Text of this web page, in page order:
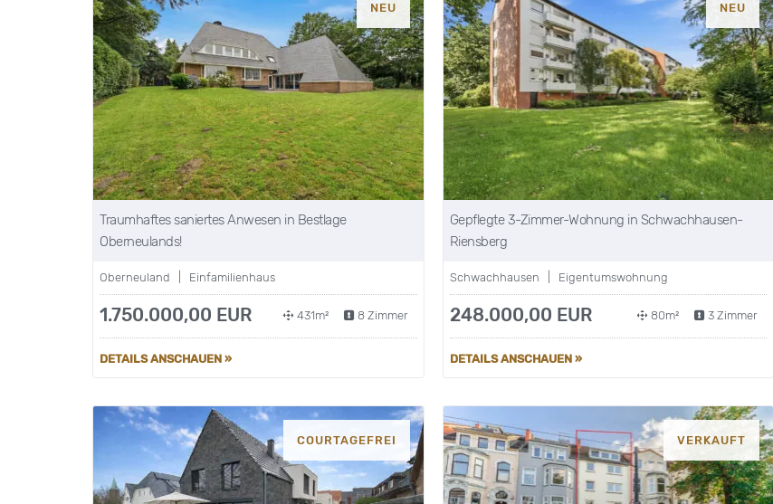
NEU
Traumhaftes saniertes Anwesen in Bestlage
Oberneulands!
Oberneuland | Einfamilienhaus
1.750.000,00 EUR 431m² 8 Zimmer
DETAILS ANSCHAUEN »
NEU
Gepflegte 3-Zimmer-Wohnung in Schwachhausen-
Riensberg
Schwachhausen | Eigentumswohnung
248.000,00 EUR 80m² 3 Zimmer
DETAILS ANSCHAUEN »
COURTAGEFREI VERKAUFT